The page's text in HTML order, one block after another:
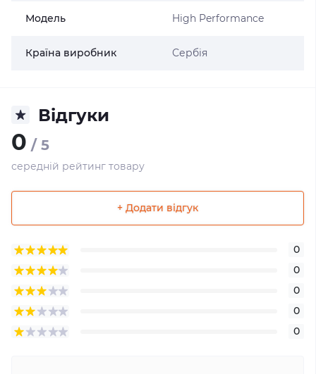
Модель High Performance
Країна виробник Сербія
Відгуки
0 / 5
середній рейтинг товару
+ Додати відгук
0
0
0
0
0